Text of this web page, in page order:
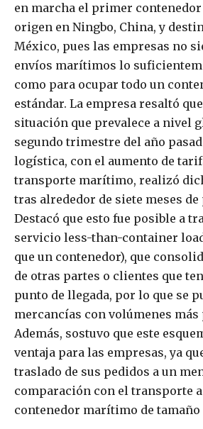
en marcha el primer
origen en Ningbo, China, y
México, pues las empresas no
envíos marítimos lo
como para ocupar todo un
estándar. La empresa resaltó
situación que prevalece a nivel
segundo trimestre del año
logística, con el aumento de
transporte marítimo, realizó
tras alrededor de siete meses
Destacó que esto fue posible a
servicio less-than-container
que un contenedor), que
de otras partes o clientes que
punto de llegada, por lo que se
mercancías con volúmenes más
Además, sostuvo que este
ventaja para las empresas, ya
traslado de sus pedidos a un
comparación con el transporte
contenedor marítimo de tamaño